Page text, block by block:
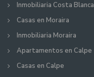
Inmobiliaria Costa Blanca
Casas en Moraira
Inmobiliaria Moraira
Apartamentos en Calpe
Casas en Calpe